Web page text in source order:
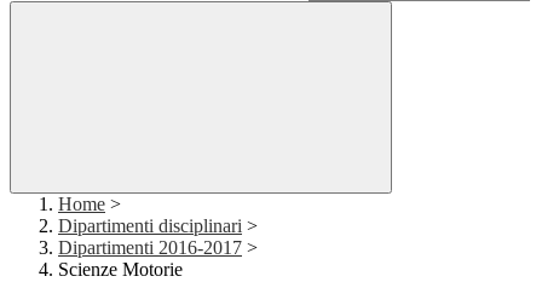
Home >
Dipartimenti disciplinari >
Dipartimenti 2016-2017 >
Scienze Motorie